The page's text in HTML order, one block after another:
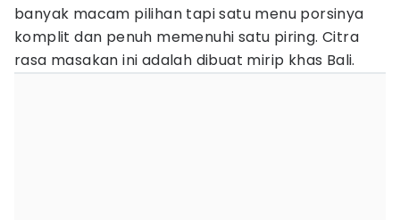
banyak macam pilihan tapi satu menu porsinya
komplit dan penuh memenuhi satu piring. Citra
rasa masakan ini adalah dibuat mirip khas Bali.